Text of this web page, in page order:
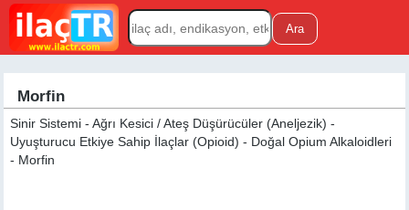
Morfin
Sinir Sistemi - Ağrı Kesici / Ateş Düşürücüler (Aneljezik) -
Uyuşturucu Etkiye Sahip İlaçlar (Opioid) - Doğal Opium Alkaloidleri
- Morfin